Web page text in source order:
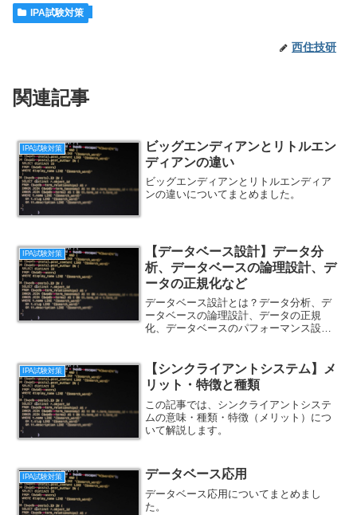
IPA試験対策
西住技研
関連記事
IPA試験対策
ビッグエンディアンとリトルエン
ディアンの違い
ビッグエンディアンとリトルエンディア
ンの違いについてまとめました。
IPA試験対策
【データベース設計】データ分
析、データベースの論理設計、デ
ータの正規化など
データベース設計とは？データ分析、デ
ータベースの論理設計、データの正規
化、データベースのパフォーマンス設
IPA試験対策
【シンクライアントシステム】メ
リット・特徴と種類
この記事では、シンクライアントシステ
ムの意味・種類・特徴（メリット）につ
いて解説します。
IPA試験対策 データベース応用
データベース応用についてまとめまし
た。